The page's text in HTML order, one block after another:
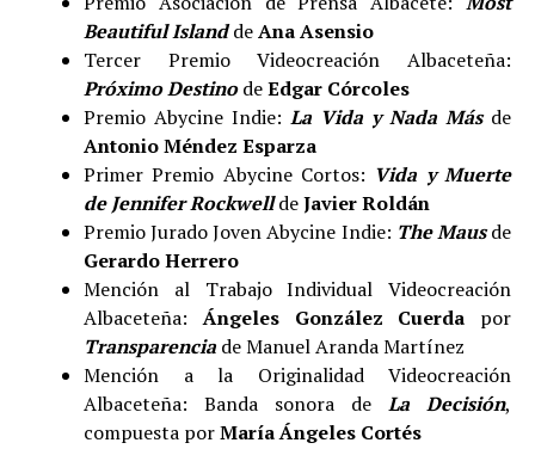
Beautiful IslanddeAna Asensio
Tercer Premio Videocreación Albaceteña:
Próximo DestinodeEdgar Córcoles
Premio Abycine Indie: La Vida y Nada Másde
Antonio Méndez Esparza
Primer Premio Abycine Cortos: Vida y Muerte
de Jennifer RockwelldeJavier Roldán
Premio Jurado Joven Abycine Indie: The Mausde
Gerardo Herrero
Mención al Trabajo Individual Videocreación
Albaceteña:Ángeles González Cuerda por
Transparencia de Manuel Aranda Martínez
Mención a la Originalidad Videocreación
Albaceteña: Banda sonora de La Decisión,
compuesta porMaría Ángeles Cortés